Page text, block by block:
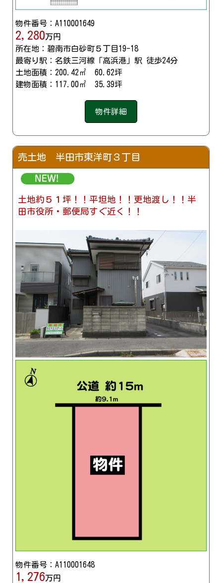
物件番号：A110001649
2,280万円
所在地：碧南市白砂町５丁目19-18
最寄り駅：名鉄三河線「高浜港」駅 徒歩24分
土地面積：200.42㎡ 60.62坪
建物面積：117.00㎡ 35.39坪
物件詳細
売土地 半田市東洋町３丁目
土地約５１坪！！平坦地！！更地渡し！！半
田市役所・郵便局すぐ近く！！
物件番号：A110001648
1,276万円